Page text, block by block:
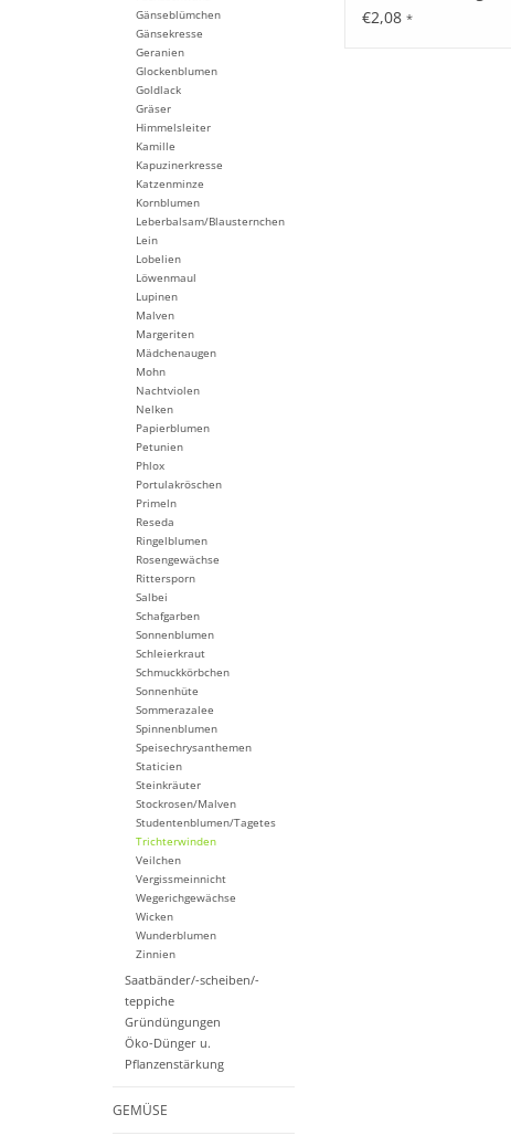
Gänseblümchen
Gänsekresse
Geranien
Glockenblumen
Goldlack
Gräser
Himmelsleiter
Kamille
Kapuzinerkresse
Katzenminze
Kornblumen
Leberbalsam/Blausternchen
Lein
Lobelien
Löwenmaul
Lupinen
Malven
Margeriten
Mädchenaugen
Mohn
Nachtviolen
Nelken
Papierblumen
Petunien
Phlox
Portulakröschen
Primeln
Reseda
Ringelblumen
Rosengewächse
Rittersporn
Salbei
Schafgarben
Sonnenblumen
Schleierkraut
Schmuckkörbchen
Sonnenhüte
Sommerazalee
Spinnenblumen
Speisechrysanthemen
Staticien
Steinkräuter
Stockrosen/Malven
Studentenblumen/Tagetes
Trichterwinden
Veilchen
Vergissmeinnicht
Wegerichgewächse
Wicken
Wunderblumen
Zinnien
Saatbänder/-scheiben/-
teppiche
Gründüngungen
Öko-Dünger u.
Pflanzenstärkung
GEMÜSE
einjährig
€2,08 *